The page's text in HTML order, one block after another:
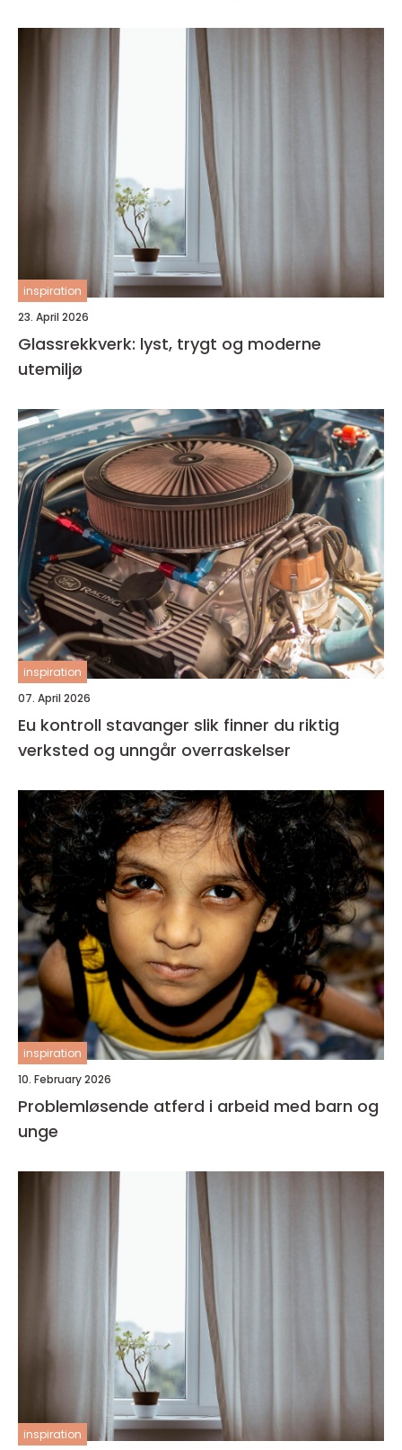
inspiration
23. April 2026
Glassrekkverk: lyst, trygt og moderne
utemiljø
inspiration
07. April 2026
Eu kontroll stavanger slik finner du riktig
verksted og unngår overraskelser
inspiration
10. February 2026
Problemløsende atferd i arbeid med barn og
unge
inspiration